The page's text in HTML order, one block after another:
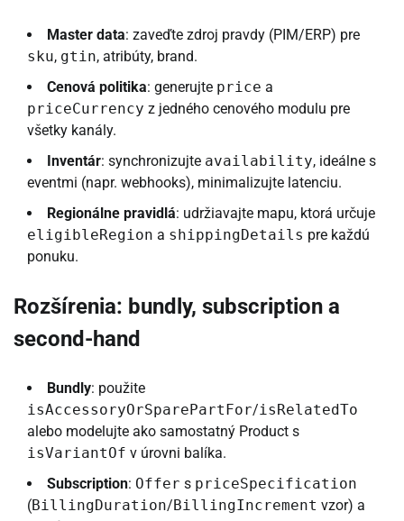
Master data: zaveďte zdroj pravdy (PIM/ERP) pre
sku, gtin, atribúty, brand.
Cenová politika: generujte price a
priceCurrency z jedného cenového modulu pre
všetky kanály.
Inventár: synchronizujte availability, ideálne s
eventmi (napr. webhooks), minimalizujte latenciu.
Regionálne pravidlá: udržiavajte mapu, ktorá určuje
eligibleRegion a shippingDetails pre každú
ponuku.
Rozšírenia: bundly, subscription a
second-hand
Bundly: použite
isAccessoryOrSparePartFor/isRelatedTo
alebo modelujte ako samostatný Product s
isVariantOf v úrovni balíka.
Subscription: Offer s priceSpecification
(BillingDuration/BillingIncrement vzor) a